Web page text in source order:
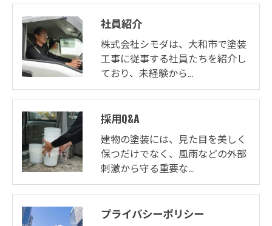
社員紹介
株式会社シモダは、大和市で塗装
工事に従事する社員たちを紹介し
ており、未経験から…
採用Q&A
建物の塗装には、見た目を美しく
保つだけでなく、風雨などの外部
刺激から守る重要な…
プライバシーポリシー